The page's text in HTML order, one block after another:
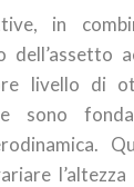
in
livello di
e sono